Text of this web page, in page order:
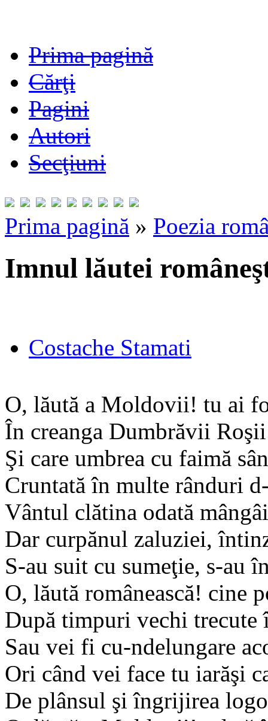
Prima pagină
Cărţi
Pagini
Autori
Secţiuni
Prima pagină » Poezia
Imnul lăutei
Costache Stamati
O, lăută a Moldovii! tu ai
În creanga Dumbrăvii
Şi care umbrea cu faimă
Cruntată în multe rânduri
Vântul clătina odată
Dar curpănul zaluziei,
S-au suit cu sumeţie, s-au
O, lăută românească! cine
După timpuri vechi trecute
Sau vei fi cu-ndelungare
Ori când vei face tu iarăşi
De plânsul şi îngrijirea